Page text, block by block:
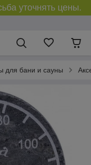
уточнять цены.
для бани и сауны